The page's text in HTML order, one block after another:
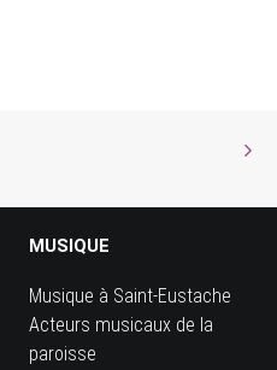
MUSIQUE
Musique à Saint-Eustache
Acteurs musicaux de la
paroisse